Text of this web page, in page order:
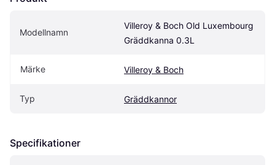
Modellnamn
Villeroy & Boch Old Luxembourg
Gräddkanna 0.3L
Märke Villeroy & Boch
Typ Gräddkannor
Specifikationer